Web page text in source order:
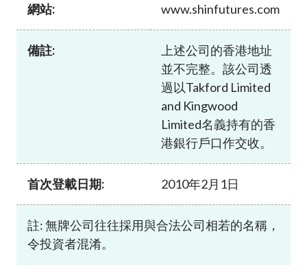
網站: www.shinfutures.com
備註:
上述公司的香港地址
並不完整。該公司透
過以Takford Limited
and Kingwood
Limited名義持有的香
港銀行戶口作交收。
首次登載日期: 2010年2月1日
註: 無牌公司往往採用與合法公司相若的名稱，
令投資者混淆。